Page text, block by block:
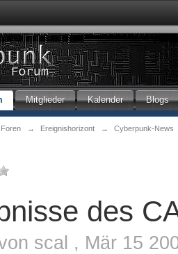
Mitglieder Kalender Blogs
→ Ereignishorizont → Cyberpunk-News
des
scal , Mär 15